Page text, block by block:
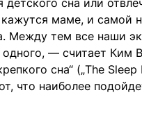
сна или
маме, и самой
Между тем все наши
— считает Ким
сна“ („The
что наиболее